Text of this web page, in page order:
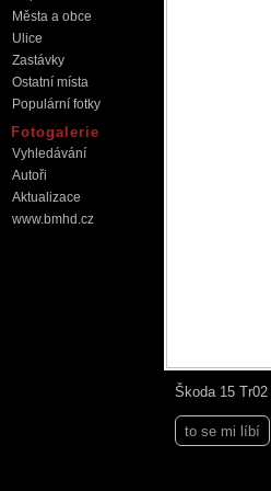
Škoda 15 Tr02
to se mi líbí
Města a obce
Ulice
Zastávky
Ostatní místa
Populární fotky
Fotogalerie
Vyhledávání
Autoři
Aktualizace
www.bmhd.cz